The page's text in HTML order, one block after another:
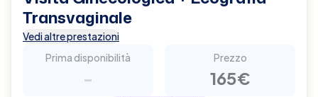
Transvaginale
Vedi altre prestazioni
Prima disponibilità
-
Prezzo
165€